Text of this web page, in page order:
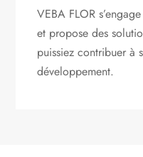
VEBA FLOR
et propose des
puissiez contribuer à
développement.